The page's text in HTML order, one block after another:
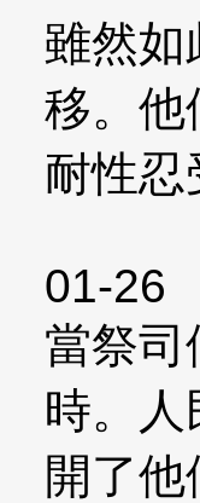
雖然如
移。他
耐性
01-26
當祭司
時。人
開了